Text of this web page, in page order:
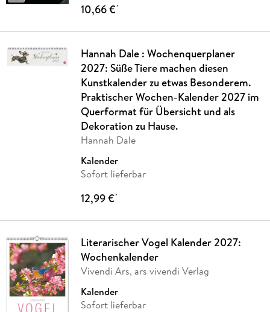
10,66 €*
Hannah Dale : Wochenquerplaner
2027: Süße Tiere machen diesen
Kunstkalender zu etwas Besonderem.
Praktischer Wochen-Kalender 2027 im
Querformat für Übersicht und als
Dekoration zu Hause.
Hannah Dale
Kalender
Sofort lieferbar
12,99 €*
Literarischer Vogel Kalender 2027:
Wochenkalender
Vivendi Ars, ars vivendi Verlag
Kalender
Sofort lieferbar